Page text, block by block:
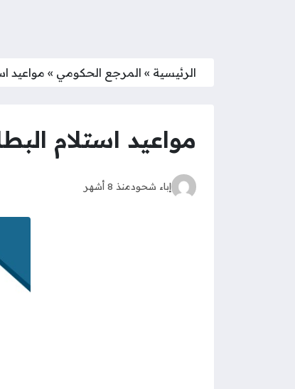
الرئيسية » المرجع الحكومي » مواعيد
مواعيد استلام
إباء شحودمنذ 8 أشهر